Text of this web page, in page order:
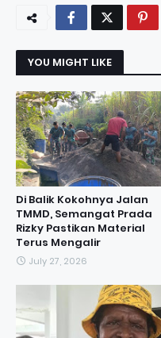
YOU MIGHT LIKE
Di Balik Kokohnya Jalan
TMMD, Semangat Prada
Rizky Pastikan Material
Terus Mengalir
July 27, 2026